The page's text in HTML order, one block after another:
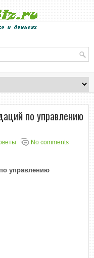
по управлению
No comments
управлению